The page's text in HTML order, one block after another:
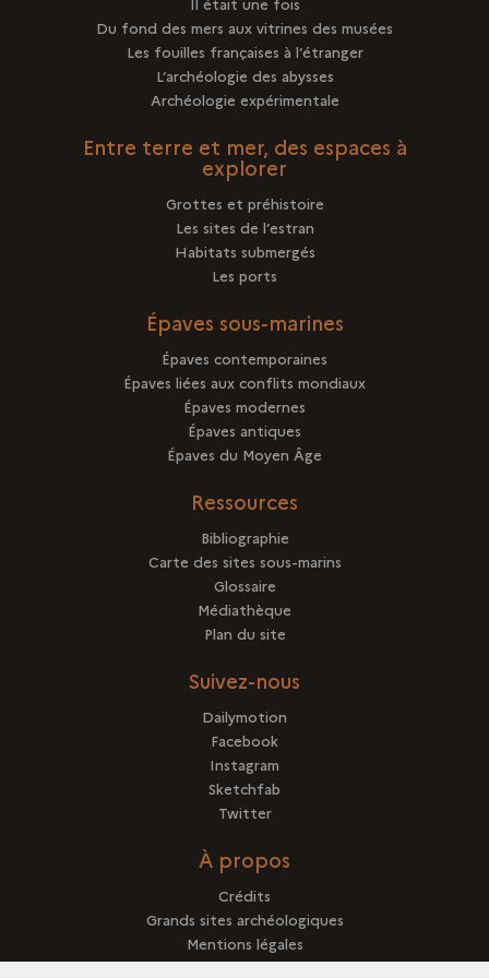
Du fond des mers aux vitrines des musées
Les fouilles françaises à l’étranger
L’archéologie des abysses
Archéologie expérimentale
Entre terre et mer, des espaces à
explorer
Grottes et préhistoire
Les sites de l’estran
Habitats submergés
Les ports
Épaves sous-marines
Épaves contemporaines
Épaves liées aux conflits mondiaux
Épaves modernes
Épaves antiques
Épaves du Moyen Âge
Ressources
Bibliographie
Carte des sites sous-marins
Glossaire
Médiathèque
Plan du site
Suivez-nous
Dailymotion
Facebook
Instagram
Sketchfab
Twitter
À propos
Crédits
Grands sites archéologiques
Mentions légales
Qui sommes-nous ?